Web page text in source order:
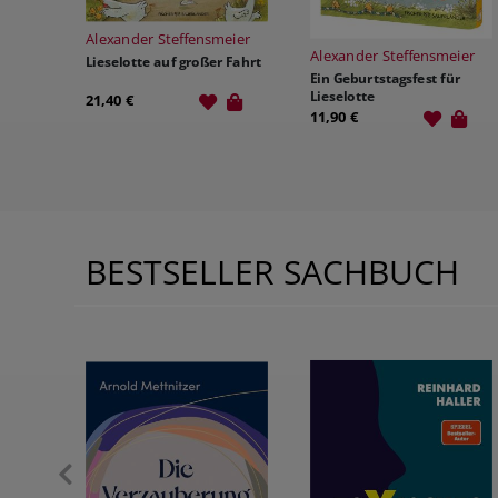
Alexander Steffensmeier
Lieselotte
Erhard Dietl
Die Olchis und das Sams 1. Die
kaputte Wunschmaschine
BESTSELLER SACHBUCH